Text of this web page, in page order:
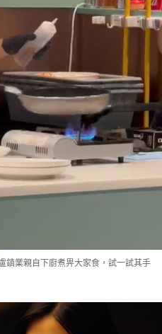
鎮業親自下廚煮畀大家食，試一試其手